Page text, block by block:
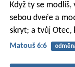
Když ty se
sebou dveře a
skryt; a tvůj Otec,
Matouš 6:6